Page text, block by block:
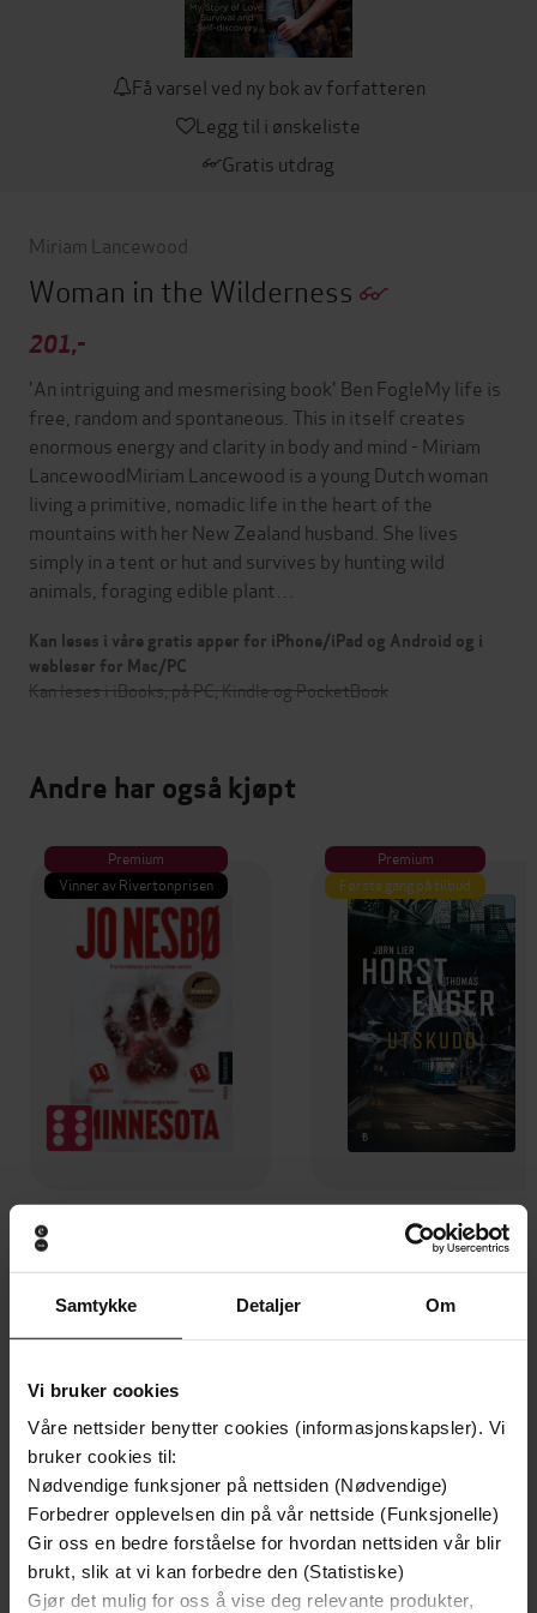
Samtykke Detaljer Om
Vi bruker cookies
Våre nettsider benytter cookies (informasjonskapsler). Vi
bruker cookies til:
Nødvendige funksjoner på nettsiden (Nødvendige)
Forbedrer opplevelsen din på vår nettside (Funksjonelle)
Gir oss en bedre forståelse for hvordan nettsiden vår blir
brukt, slik at vi kan forbedre den (Statistiske)
Gjør det mulig for oss å vise deg relevante produkter,
Få varsel ved ny bok av forfatteren
Legg til i ønskeliste
Gratis utdrag
Miriam Lancewood
Woman in the Wilderness
201,-
'An intriguing and mesmerising book' Ben FogleMy life is
free, random and spontaneous. This in itself creates
enormous energy and clarity in body and mind - Miriam
LancewoodMiriam Lancewood is a young Dutch woman
living a primitive, nomadic life in the heart of the
mountains with her New Zealand husband. She lives
simply in a tent or hut and survives by hunting wild
animals, foraging edible plant…
Kan leses i våre gratis apper for iPhone/iPad og Android og i
webleser for Mac/PC
Kan leses i iBooks, på PC, Kindle og PocketBook
Andre har også kjøpt
Premium
Vinner av Rivertonprisen
Jo Nesbø
EBOK
Premium
Første gang på tilbud
129,-
Utskudd
Jørn Lier Horst
EBOK
Undertittel My Story of Love, Survival and Self-
Discovery
Forfattere Miriam Lancewood(forfatter)
Forlag Piatkus